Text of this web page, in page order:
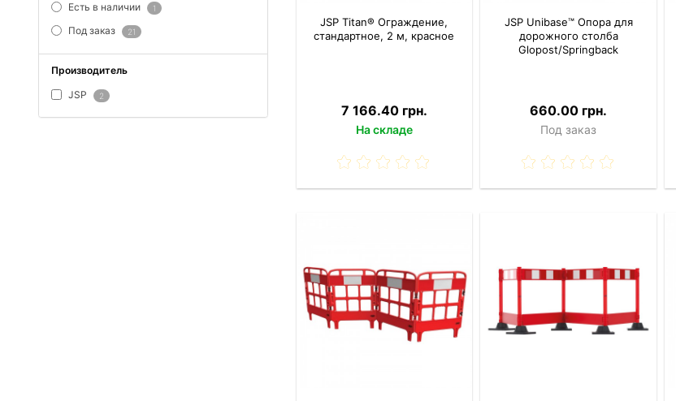
Есть в наличии
1
Под заказ 21
Производитель
JSP 2
JSP Titan® Ограждение,
стандартное, 2 м, красное
7 166.40 грн.
На складе
JSP Unibase™ Опора для
дорожного столба
Glopost/Springback
660.00 грн.
Под заказ